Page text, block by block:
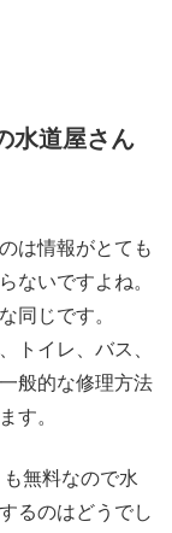
水道屋さん
は情報がとても
ないですよね。
同じです。
トイレ、バス、
般的な修理方法
す。
無料なので水
るのはどうでし